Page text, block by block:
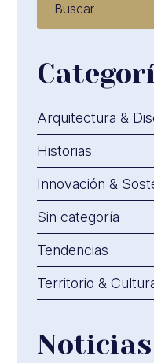
Arquitectura &
Historias
Innovación &
Sin categoría
Tendencias
Territorio &